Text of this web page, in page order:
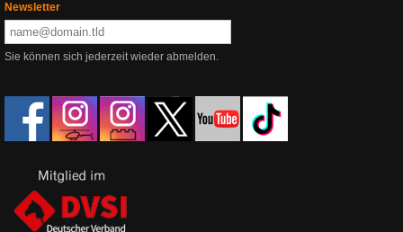
Newsletter
Sie können sich jederzeit wieder abmelden.